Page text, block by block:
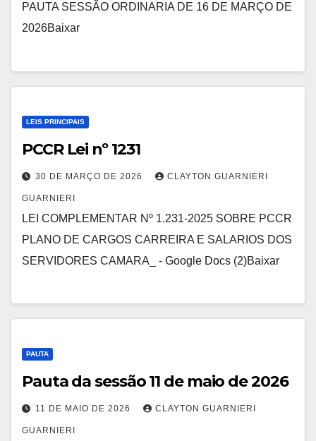
PAUTA SESSÃO ORDINARIA DE 16 DE MARÇO DE
2026Baixar
LEIS PRINCIPAIS
PCCR Lei nº 1231
30 DE MARÇO DE 2026 CLAYTON GUARNIERI
GUARNIERI
LEI COMPLEMENTAR Nº 1.231-2025 SOBRE PCCR
PLANO DE CARGOS CARREIRA E SALARIOS DOS
SERVIDORES CAMARA_ - Google Docs (2)Baixar
PAUTA
Pauta da sessão 11 de maio de 2026
11 DE MAIO DE 2026 CLAYTON GUARNIERI
GUARNIERI